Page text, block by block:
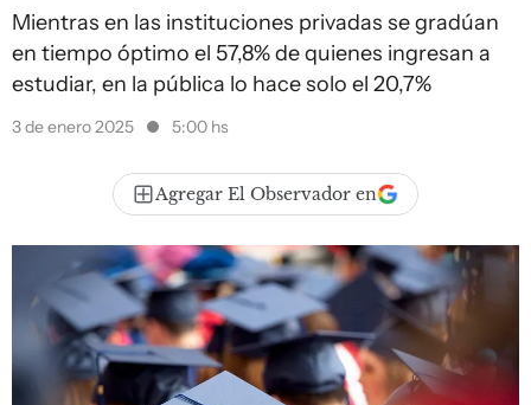
Mientras en las instituciones privadas se gradúan
en tiempo óptimo el 57,8% de quienes ingresan a
estudiar, en la pública lo hace solo el 20,7%
3 de enero 2025 5:00 hs
Agregar El Observador en